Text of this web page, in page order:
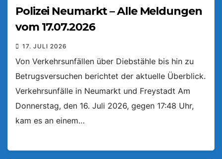
Polizei Neumarkt – Alle Meldungen
vom 17.07.2026
17. JULI 2026
Von Verkehrsunfällen über Diebstähle bis hin zu
Betrugsversuchen berichtet der aktuelle Überblick.
Verkehrsunfälle in Neumarkt und Freystadt Am
Donnerstag, den 16. Juli 2026, gegen 17:48 Uhr,
kam es an einem…